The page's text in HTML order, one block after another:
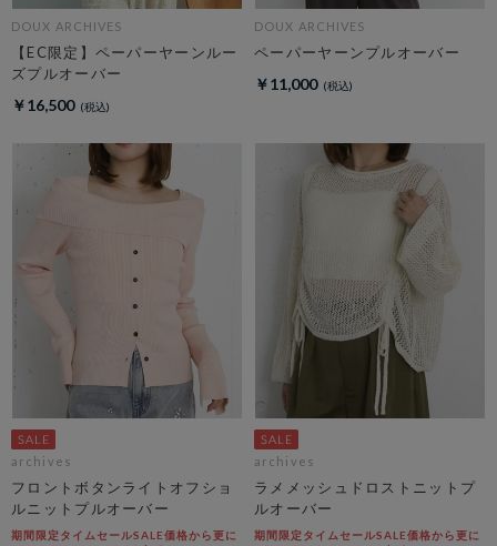
DOUX ARCHIVES
【EC限定】ペーパーヤーンルー
ズプルオーバー
￥16,500
DOUX ARCHIVES
ペーパーヤーンプルオーバー
￥11,000
archives
フロントボタンライトオフショ
ルニットプルオーバー
期間限定タイムセールSALE価格から更に
archives
ラメメッシュドロストニットプ
ルオーバー
期間限定タイムセールSALE価格から更に